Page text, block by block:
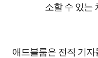
소할 수 있는
애드블룸은 전직 기자